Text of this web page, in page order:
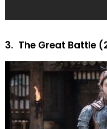
3. The Great Battle